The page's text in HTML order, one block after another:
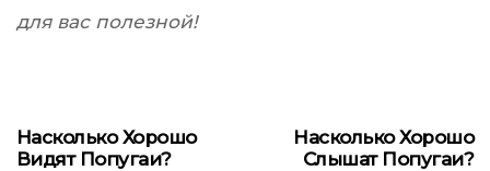
для вас полезной!
Насколько Хорошо
Видят Попугаи?
Насколько Хорошо
Слышат Попугаи?